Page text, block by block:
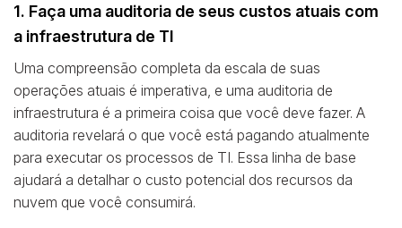
1. Faça uma auditoria de seus custos atuais com
a infraestrutura de TI
Uma compreensão completa da escala de suas
operações atuais é imperativa, e uma auditoria de
infraestrutura é a primeira coisa que você deve fazer. A
auditoria revelará o que você está pagando atualmente
para executar os processos de TI. Essa linha de base
ajudará a detalhar o custo potencial dos recursos da
nuvem que você consumirá.